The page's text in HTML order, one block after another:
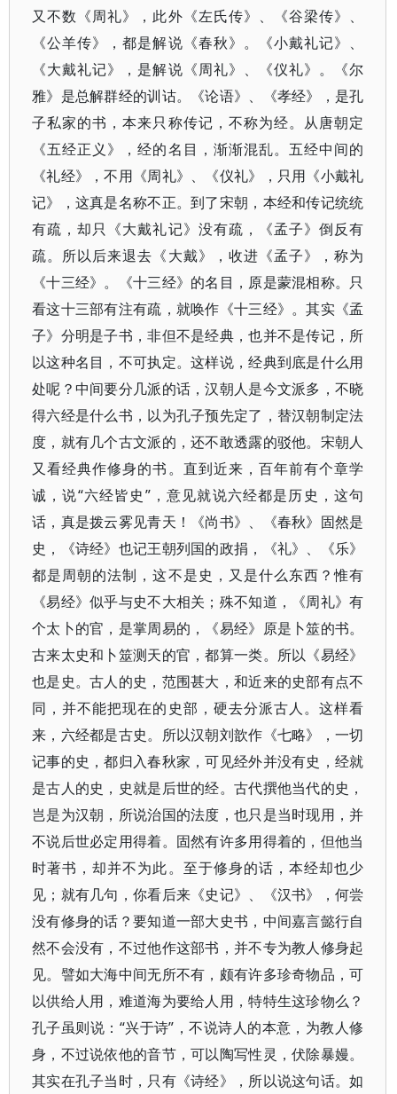
又不数《周礼》，此外《左氏传》、《谷梁传》、
《公羊传》，都是解说《春秋》。《小戴礼记》、
《大戴礼记》，是解说《周礼》、《仪礼》。《尔
雅》是总解群经的训诂。《论语》、《孝经》，是孔
子私家的书，本来只称传记，不称为经。从唐朝定
《五经正义》，经的名目，渐渐混乱。五经中间的
《礼经》，不用《周礼》、《仪礼》，只用《小戴礼
记》，这真是名称不正。到了宋朝，本经和传记统统
有疏，却只《大戴礼记》没有疏，《孟子》倒反有
疏。所以后来退去《大戴》，收进《孟子》，称为
《十三经》。《十三经》的名目，原是蒙混相称。只
看这十三部有注有疏，就唤作《十三经》。其实《孟
子》分明是子书，非但不是经典，也并不是传记，所
以这种名目，不可执定。这样说，经典到底是什么用
处呢？中间要分几派的话，汉朝人是今文派多，不晓
得六经是什么书，以为孔子预先定了，替汉朝制定法
度，就有几个古文派的，还不敢透露的驳他。宋朝人
又看经典作修身的书。直到近来，百年前有个章学
诚，说“六经皆史”，意见就说六经都是历史，这句
话，真是拨云雾见青天！《尚书》、《春秋》固然是
史，《诗经》也记王朝列国的政捐，《礼》、《乐》
都是周朝的法制，这不是史，又是什么东西？惟有
《易经》似乎与史不大相关；殊不知道，《周礼》有
个太卜的官，是掌周易的，《易经》原是卜筮的书。
古来太史和卜筮测天的官，都算一类。所以《易经》
也是史。古人的史，范围甚大，和近来的史部有点不
同，并不能把现在的史部，硬去分派古人。这样看
来，六经都是古史。所以汉朝刘歆作《七略》，一切
记事的史，都归入春秋家，可见经外并没有史，经就
是古人的史，史就是后世的经。古代撰他当代的史，
岂是为汉朝，所说治国的法度，也只是当时现用，并
不说后世必定用得着。固然有许多用得着的，但他当
时著书，却并不为此。至于修身的话，本经却也少
见；就有几句，你看后来《史记》、《汉书》，何尝
没有修身的话？要知道一部大史书，中间嘉言懿行自
然不会没有，不过他作这部书，并不专为教人修身起
见。譬如大海中间无所不有，颇有许多珍奇物品，可
以供给人用，难道海为要给人用，特特生这珍物么？
孔子虽则说：“兴于诗”，不说诗人的本意，为教人修
身，不过说依他的音节，可以陶写性灵，伏除暴嫚。
其实在孔子当时，只有《诗经》，所以说这句话。如